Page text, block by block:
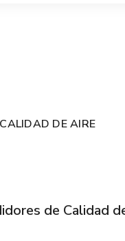
DE AIRE
de Calidad